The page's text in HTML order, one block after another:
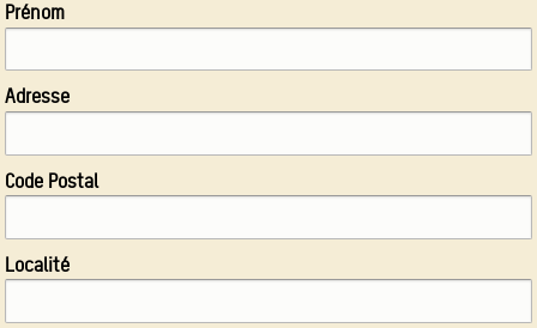
Prénom
Adresse
Code Postal
Localité